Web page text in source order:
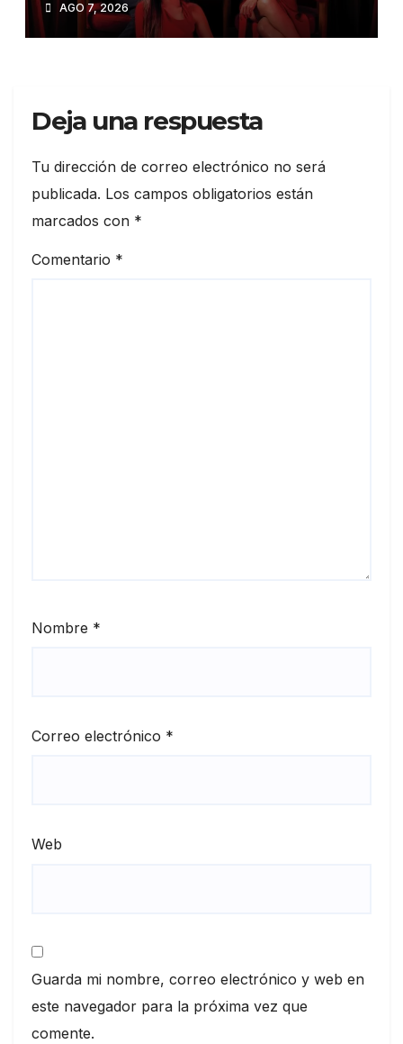
fenómeno teatral
dominicano.
AGO 7, 2026
Deja una respuesta
Tu dirección de correo electrónico no será
publicada. Los campos obligatorios están
marcados con *
Comentario *
Nombre *
Correo electrónico *
Web
Guarda mi nombre, correo electrónico y web en
este navegador para la próxima vez que
comente.